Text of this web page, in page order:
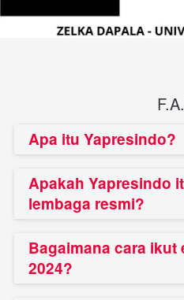
Apa itu Yapresindo?
Apakah Yapresindo
lembaga resmi?
Bagaimana cara ikut
2024?